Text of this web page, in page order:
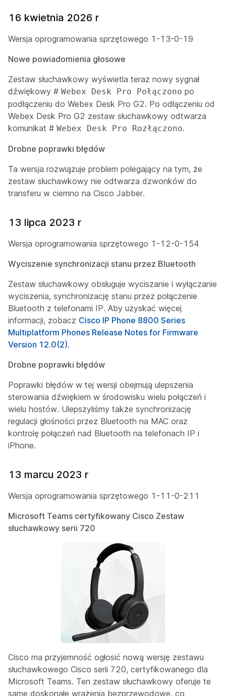
16 kwietnia 2026 r
Wersja oprogramowania sprzętowego 1-13-0-19
Nowe powiadomienia głosowe
Zestaw słuchawkowy wyświetla teraz nowy sygnał
dźwiękowy # Webex Desk Pro Połączono po
podłączeniu do Webex Desk Pro G2. Po odłączeniu od
Webex Desk Pro G2 zestaw słuchawkowy odtwarza
komunikat # Webex Desk Pro Rozłączono.
Drobne poprawki błędów
Ta wersja rozwiązuje problem polegający na tym, że
zestaw słuchawkowy nie odtwarza dzwonków do
transferu w ciemno na Cisco Jabber.
13 lipca 2023 r
Wersja oprogramowania sprzętowego 1-12-0-154
Wyciszenie synchronizacji stanu przez Bluetooth
Zestaw słuchawkowy obsługuje wyciszanie i wyłączanie
wyciszenia, synchronizację stanu przez połączenie
Bluetooth z telefonami IP. Aby uzyskać więcej
informacji, zobacz Cisco IP Phone 8800 Series
Multiplatform Phones Release Notes for Firmware
Version 12.0(2).
Drobne poprawki błędów
Poprawki błędów w tej wersji obejmują ulepszenia
sterowania dźwiękiem w środowisku wielu połączeń i
wielu hostów. Ulepszyliśmy także synchronizację
regulacji głośności przez Bluetooth na MAC oraz
kontrolę połączeń nad Bluetooth na telefonach IP i
iPhone.
13 marcu 2023 r
Wersja oprogramowania sprzętowego 1-11-0-211
Microsoft Teams certyfikowany Cisco Zestaw
słuchawkowy serii 720
Cisco ma przyjemność ogłosić nową wersję zestawu
słuchawkowego Cisco serii 720, certyfikowanego dla
Microsoft Teams. Ten zestaw słuchawkowy oferuje te
same doskonałe wrażenia bezprzewodowe, co